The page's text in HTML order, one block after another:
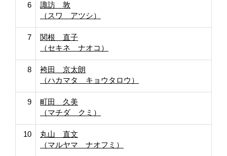
6
諏訪 敦
（スワ アツシ）
7
関根 直子
（セキネ ナオコ）
8
袴田 京太朗
（ハカマタ キョウタロウ）
9
町田 久美
（マチダ クミ）
10
丸山 直文
（マルヤマ ナオフミ）